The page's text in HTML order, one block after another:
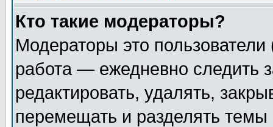
Кто такие модераторы?
Модераторы это
работа — ежедневно следить
редактировать, удалять,
перемещать и разделять